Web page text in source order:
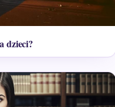
dzieci?